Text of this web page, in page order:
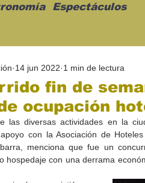
Espectáculos
fin de
ocupación
14 jun 2022 1 min de lectura
las diversas actividades en la
con la Asociación de
menciona que fue un
hospedaje con una derrama
abre la
alto impacto
Celebran el
en la Casa
Progreso